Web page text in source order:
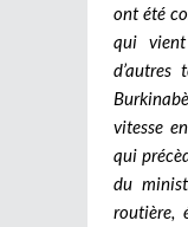
ont été
qui
d’autres
vitesse
qui
du
routière,